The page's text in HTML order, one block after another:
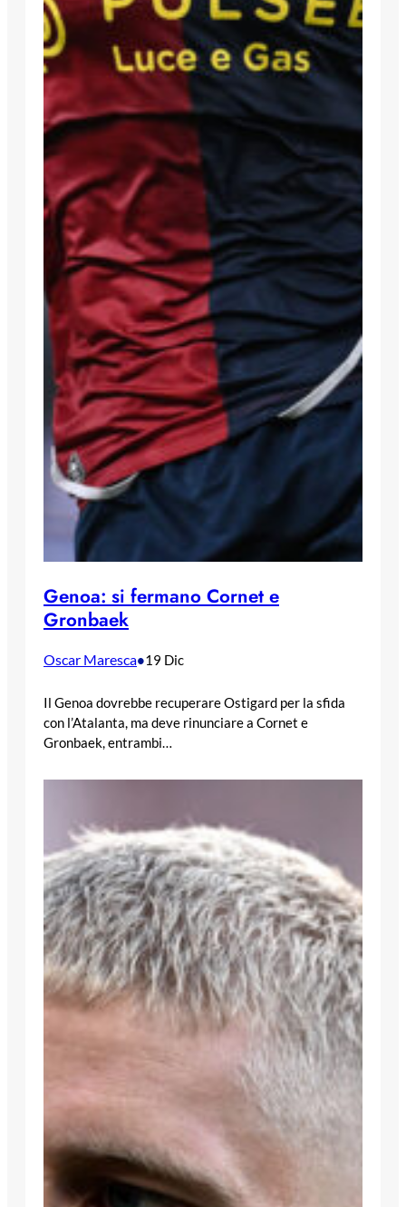
Genoa: si fermano Cornet e
Gronbaek
Oscar Maresca•19 Dic
Il Genoa dovrebbe recuperare Ostigard per la sfida
con l’Atalanta, ma deve rinunciare a Cornet e
Gronbaek, entrambi…